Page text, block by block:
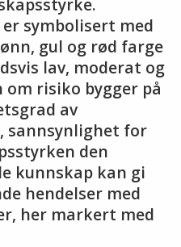
symbolisert med
gul og rød farge
lav, moderat og
om risiko bygger på
av
sannsynlighet for
den
kunnskap kan gi
hendelser med
her markert med